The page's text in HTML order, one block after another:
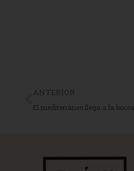
ANTERIOR
El mediterráneo llega a la